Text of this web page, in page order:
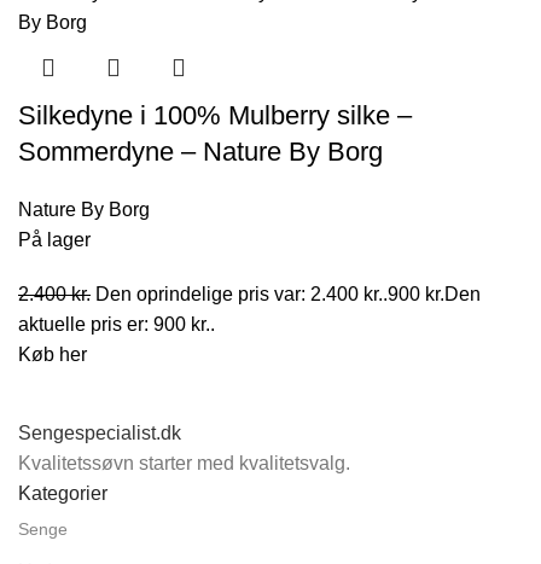
Silkedyne i 100% Mulberry silke –
Sommerdyne – Nature By Borg
Nature By Borg
På lager
2.400kr. Den oprindelige pris var: 2.400 kr..900 kr.Den
aktuelle pris er: 900 kr..
Køb her
Sengespecialist.dk
Kvalitetssøvn starter med kvalitetsvalg.
Kategorier
Senge